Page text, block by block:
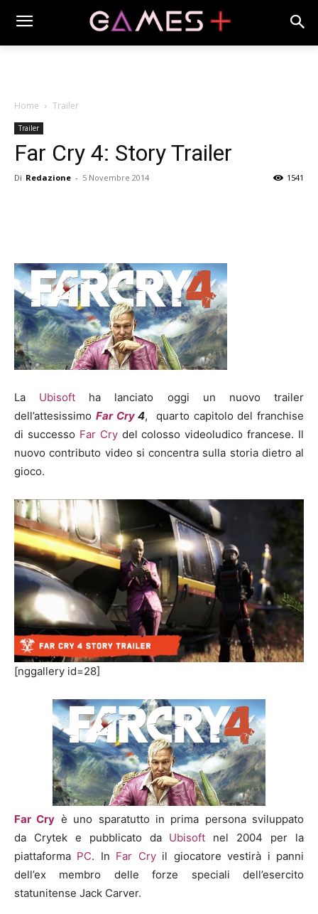
Home Trailer
Trailer
Far Cry 4: Story Trailer
Di Redazione - 5 Novembre 2014 1541
La Ubisoft ha lanciato oggi un nuovo trailer
dell’attesissimo Far Cry4, quarto capitolo del franchise
di successo Far Crydel colosso videoludico francese. Il
nuovo contributo video si concentra sulla storia dietro al
gioco.
[nggallery id=28]
Far Cry è uno sparatutto in prima persona sviluppato
da Crytek e pubblicato da Ubisoft nel 2004 per la
piattaforma PC. In Far Cryil giocatore vestirà i panni
dell’ex membro delle forze speciali dell’esercito
statunitense Jack Carver.